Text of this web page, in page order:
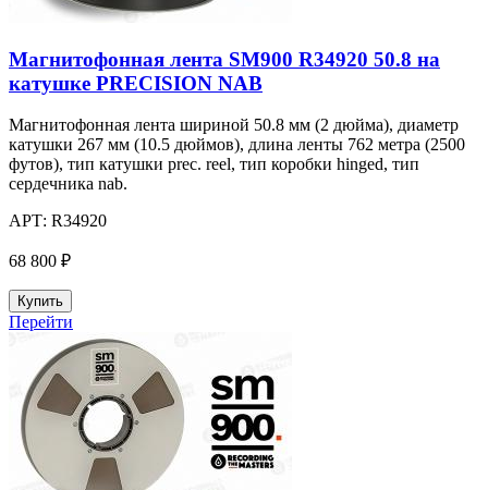
Магнитофонная лента SM900 R34920 50.8 на
катушке PRECISION NAB
Магнитофонная лента шириной 50.8 мм (2 дюйма), диаметр
катушки 267 мм (10.5 дюймов), длина ленты 762 метра (2500
футов), тип катушки prec. reel, тип коробки hinged, тип
сердечника nab.
АРТ: R34920
68 800 ₽
Купить
Перейти